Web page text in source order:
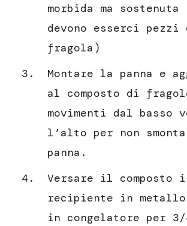
morbida ma sostenuta
devono esserci pezzi
fragola)
Montare la panna e
al composto di
movimenti dal basso
l’alto per non
panna.
Versare il composto
recipiente in
in congelatore per